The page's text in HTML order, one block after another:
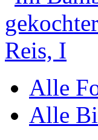
Alle
Alle